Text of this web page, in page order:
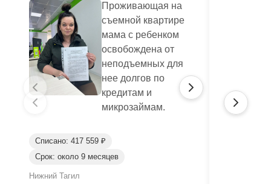
Проживающая на
съемной квартире
мама с ребенком
освобождена от
неподъемных для
нее долгов по
кредитам и
микрозаймам.
Списано: 417 559 ₽
Срок: около 9 месяцев
Нижний Тагил